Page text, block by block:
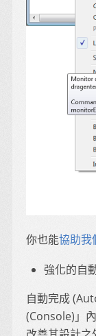
你也能協助我
強化的自
自動完成
(Console)」